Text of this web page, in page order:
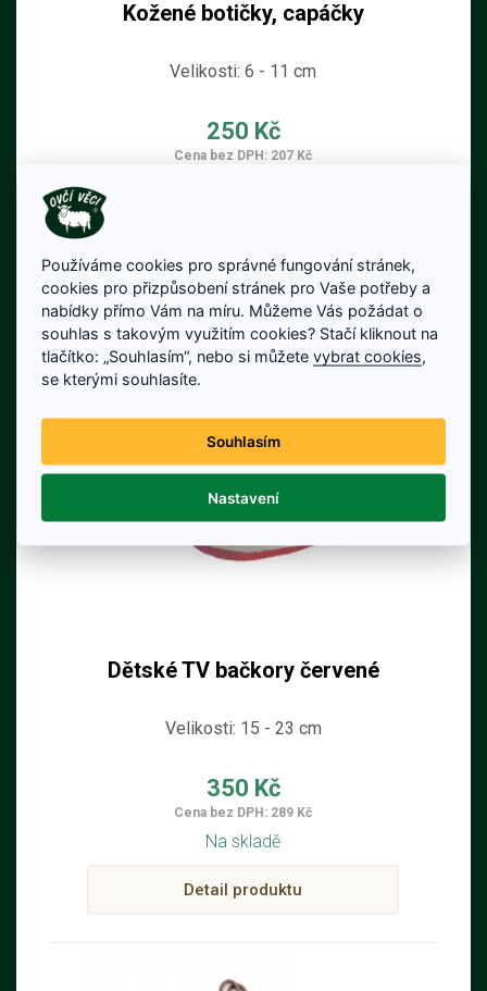
Kožené botičky, capáčky
Velikosti: 6 - 11 cm
250 Kč
Cena bez DPH: 207 Kč
Dětské TV bačkory červené
Velikosti: 15 - 23 cm
350 Kč
Cena bez DPH: 289 Kč
Na skladě
Detail produktu
Používáme cookies pro správné fungování stránek,
cookies pro přizpůsobení stránek pro Vaše potřeby a
nabídky přímo Vám na míru. Můžeme Vás požádat o
souhlas s takovým využitím cookies? Stačí kliknout na
tlačítko: „Souhlasím“, nebo si můžetevybrat cookies
se kterými souhlasíte.
Souhlasím
Nastavení